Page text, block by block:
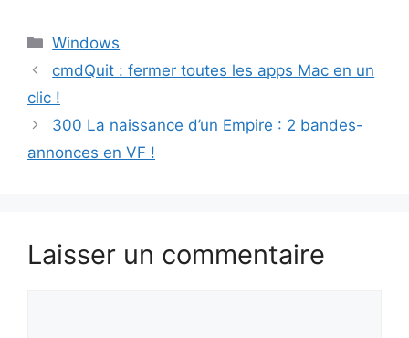
Catégories
Windows
cmdQuit : fermer toutes les apps Mac en un
clic !
300 La naissance d’un Empire : 2 bandes-
annonces en VF !
Laisser un commentaire